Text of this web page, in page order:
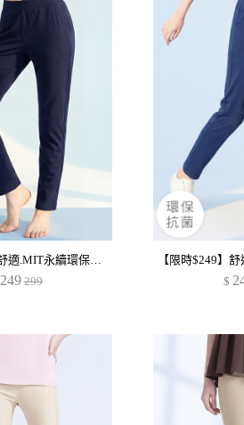
【限時$249】舒適.MIT永續環保材質-抗UV吸排抗菌長褲
249 299
$